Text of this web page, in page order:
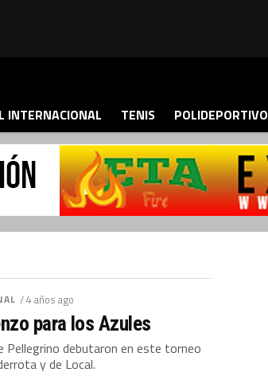
INTERNACIONAL TENIS POLIDEPORTIVO
/ 4 años ago
para los Azules
Pellegrino debutaron en este torneo
y de Local.